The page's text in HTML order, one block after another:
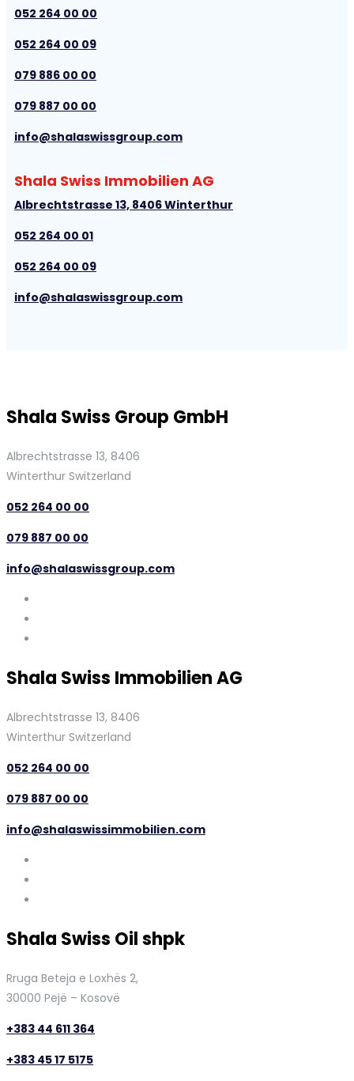
052 264 00 00
052 264 00 09
079 886 00 00
079 887 00 00
info@shalaswissgroup.com
Shala Swiss Immobilien AG
Albrechtstrasse 13, 8406 Winterthur
052 264 00 01
052 264 00 09
info@shalaswissgroup.com
Shala Swiss Group GmbH
Albrechtstrasse 13, 8406
Winterthur Switzerland
052 264 00 00
079 887 00 00
info@shalaswissgroup.com
Shala Swiss Immobilien AG
Albrechtstrasse 13, 8406
Winterthur Switzerland
052 264 00 00
079 887 00 00
info@shalaswissimmobilien.com
Shala Swiss Oil shpk
Rruga Beteja e Loxhës 2,
30000 Pejë – Kosovë
+383 44 611 364
+383 45 17 5175